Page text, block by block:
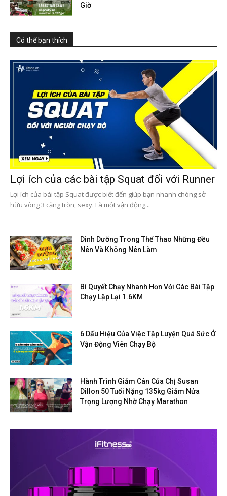
Giờ
Có thể bạn thích
Lợi ích của các bài tập Squat đối với Runner
Lợi ích của bài tập Squat được biết đến giúp bạn nhanh chóng sở
hữu vòng 3 căng tròn, sexy. Là một vận động...
Dinh Dưỡng Trong Thể Thao Những Đều
Nên Và Không Nên Làm
Bí Quyết Chạy Nhanh Hơn Với Các Bài Tập
Chạy Lặp Lại 1.6KM
6 Dấu Hiệu Của Việc Tập Luyện Quá Sức Ở
Vận Động Viên Chạy Bộ
Hành Trình Giảm Cân Của Chị Susan
Dillon 50 Tuổi Nặng 135kg Giảm Nửa
Trọng Lượng Nhờ Chạy Marathon